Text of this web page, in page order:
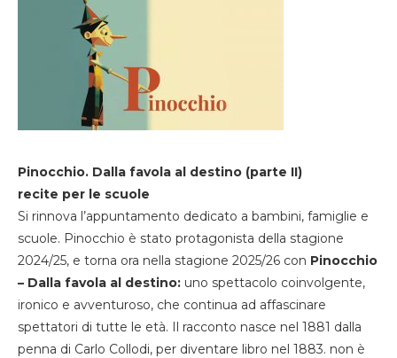
Pinocchio. Dalla favola al destino (parte II)
recite per le scuole
Si rinnova l’appuntamento dedicato a bambini, famiglie e
scuole. Pinocchio è stato protagonista della stagione
2024/25, e torna ora nella stagione 2025/26 con Pinocchio
– Dalla favola al destino: uno spettacolo coinvolgente,
ironico e avventuroso, che continua ad affascinare
spettatori di tutte le età. Il racconto nasce nel 1881 dalla
penna di Carlo Collodi, per diventare libro nel 1883. non è